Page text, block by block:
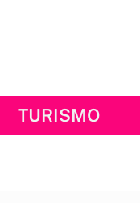
TURISMO